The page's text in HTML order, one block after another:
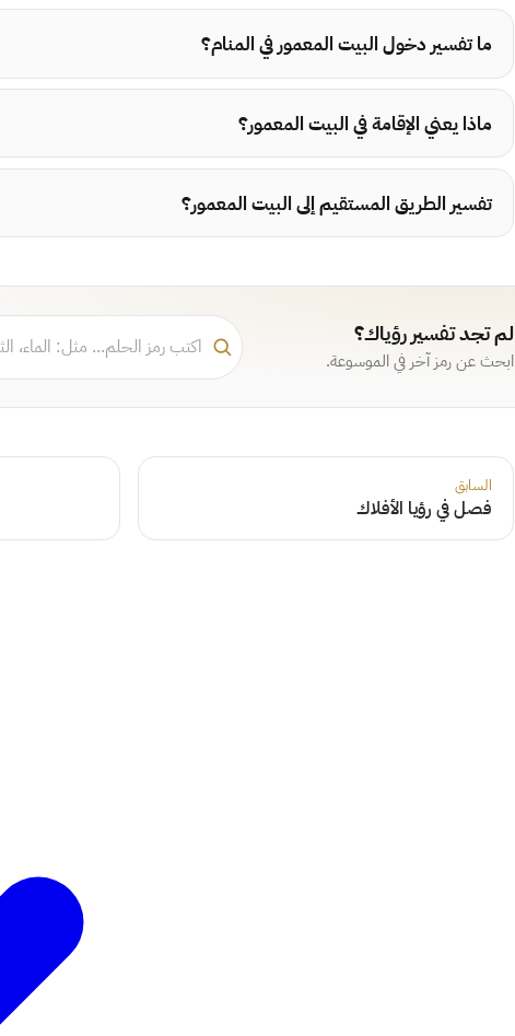
ما تفسير دخول البيت المعمور في المنام؟
ماذا يعني الإقامة في البيت المعمور؟
تفسير الطريق المستقيم إلى البيت المعمور؟
لم تجد تفسير رؤياك؟
ابحث عن رمز آخر في الموسوعة.
السابق
فصل في رؤيا الأفلاك